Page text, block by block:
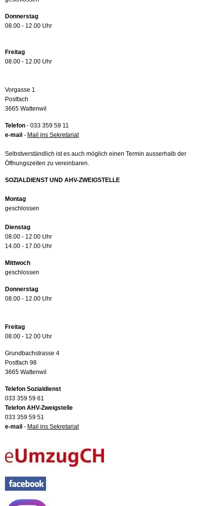
Donnerstag
08.00 - 12.00 Uhr
Freitag
08.00 - 12.00 Uhr
Vorgasse 1
Postfach
3665 Wattenwil
Telefon - 033 359 59 11
e-mail - Mail ins Sekretariat
Selbstverständlich ist es auch möglich einen Termin ausserhalb der
Öffnungszeiten zu vereinbaren.
SOZIALDIENST UND AHV-ZWEIGSTELLE
Montag
geschlossen
Dienstag
08.00 - 12.00 Uhr
14.00 - 17.00 Uhr
Mittwoch
geschlossen
Donnerstag
08.00 - 12.00 Uhr
Freitag
08.00 - 12.00 Uhr
Grundbachstrasse 4
Postfach 98
3665 Wattenwil
Telefon Sozialdienst
033 359 59 61
Telefon AHV-Zweigstelle
033 359 59 51
e-mail - Mail ins Sekretariat